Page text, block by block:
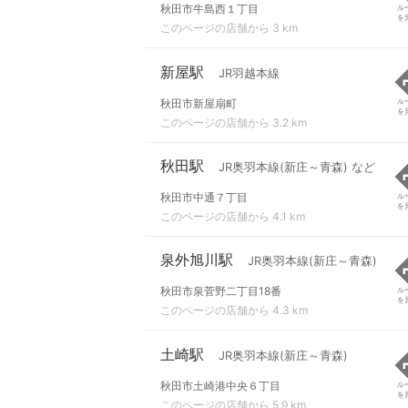
秋田市牛島西１丁目
このページの店舗から 3 km
ル
を
新屋駅 JR羽越本線
秋田市新屋扇町
このページの店舗から 3.2 km
ル
を
秋田駅 JR奥羽本線(新庄～青森) など
秋田市中通７丁目
このページの店舗から 4.1 km
ル
を
泉外旭川駅 JR奥羽本線(新庄～青森)
秋田市泉菅野二丁目18番
このページの店舗から 4.3 km
ル
を
土崎駅 JR奥羽本線(新庄～青森)
秋田市土崎港中央６丁目
このページの店舗から 5.9 km
ル
を